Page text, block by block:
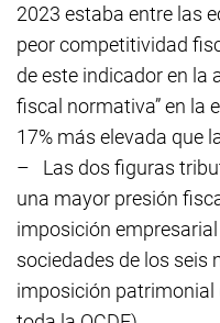
2023 estaba entre las
peor competitividad
de este indicador en la
fiscal normativa” en la
17% más elevada que
–
Las dos figuras
una mayor presión
imposición
sociedades de los seis
imposición patrimonial